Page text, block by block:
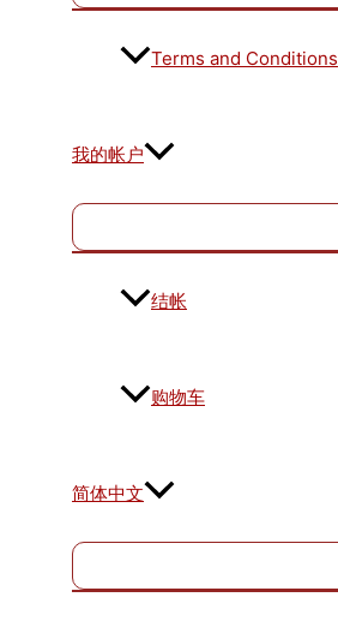
Terms and Conditions
我的帐户
结帐
购物车
简体中文